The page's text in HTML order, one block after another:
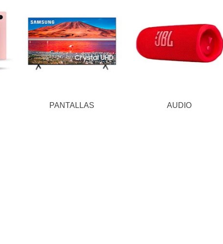
PANTALLAS AUDIO